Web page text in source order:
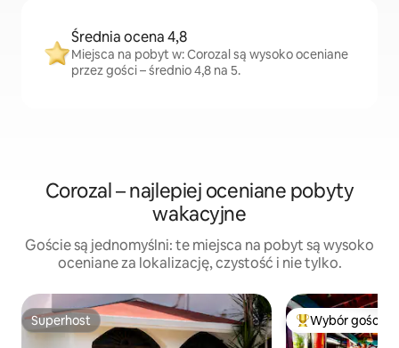
Średnia ocena 4,8
Miejsca na pobyt w: Corozal są wysoko oceniane
przez gości – średnio 4,8 na 5.
Corozal – najlepiej oceniane pobyty
wakacyjne
Goście są jednomyślni: te miejsca na pobyt są wysoko
oceniane za lokalizację, czystość i nie tylko.
Superhost
Superhost Wybór gości